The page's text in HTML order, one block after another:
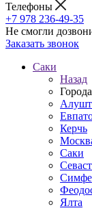
Телефоны
+7 978 236-49-35
Не смогли
Заказать звонок
Саки
Назад
Города
Керчь
Саки
Ялта